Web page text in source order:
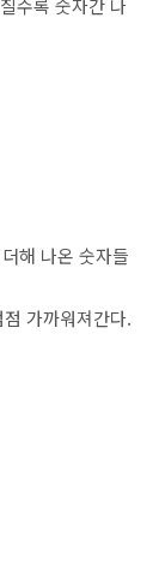
수록 숫자간 나
해 나온 숫자들
가까워져간다.